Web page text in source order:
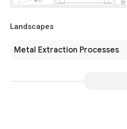
Landscapes
Metal Extraction Processes